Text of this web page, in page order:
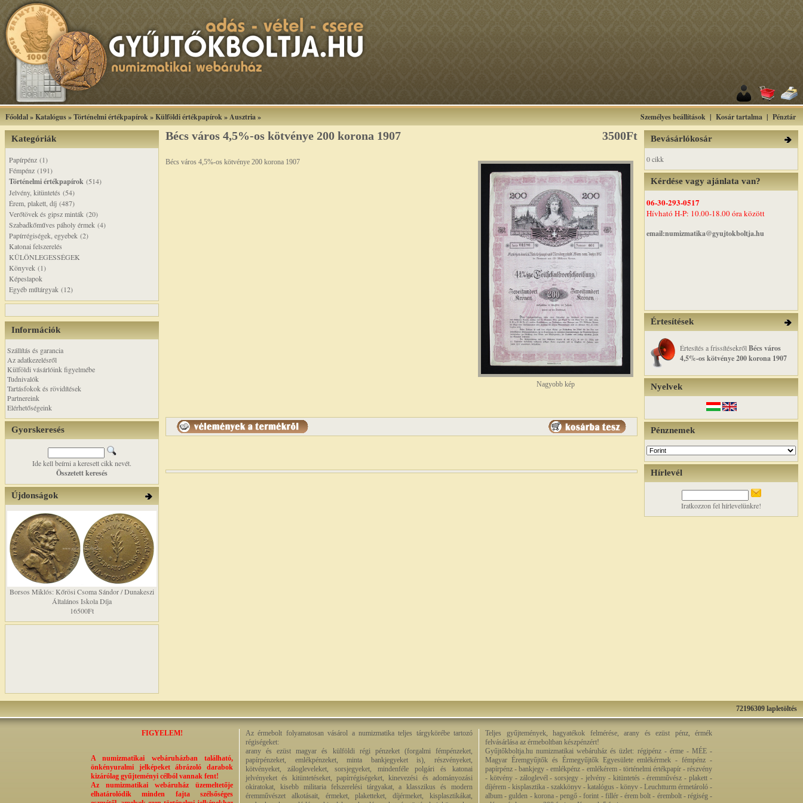
Főoldal»Katalógus»Történelmi értékpapírok»Külföldi értékpapírok»Ausztria» Személyes beállítások | Kosár tartalma | Pénztár
Kategóriák
Papírpénz (1)
Fémpénz (191)
Történelmi értékpapírok (514)
Jelvény, kitüntetés (54)
Érem, plakett, díj (487)
Verőtövek és gipsz minták (20)
Szabadkőműves páholy érmek (4)
Papírrégiségek, egyebek (2)
Katonai felszerelés
KÜLÖNLEGESSÉGEK
Könyvek (1)
Képeslapok
Egyéb műtárgyak (12)
Információk
Szállítás és garancia
Az adatkezelésről
Külföldi vásárlóink figyelmébe
Tudnivalók
Tartásfokok és rövidítések
Partnereink
Elérhetőségeink
Gyorskeresés
Ide kell beírni a keresett cikk nevét.
Összetett keresés
Újdonságok
Borsos Miklós: Kőrösi Csoma Sándor / Dunakeszi
Általános Iskola Díja
16500Ft
Bécs város 4,5%-os kötvénye 200 korona 1907 3500Ft
Nagyobb kép
Bécs város 4,5%-os kötvénye 200 korona 1907
Bevásárlókosár
0 cikk
Kérdése vagy ajánlata van?
06-30-293-0517
Hívható H-P: 10.00-18.00 óra között
email:numizmatika@gyujtokboltja.hu
Értesítések
Értesítés a frissítésekről Bécs város
4,5%-os kötvénye 200 korona 1907
Nyelvek
Pénznemek
Hírlevél
Iratkozzon fel hírlevelünkre!
72196309 lapletöltés
FIGYELEM!
A numizmatikai webáruházban található,
önkényuralmi jelképeket ábrázoló darabok
kizárólag gyűjteményi célból vannak fent!
Az numizmatikai webáruház üzemeltetője
elhatárolódik minden fajta szélsőséges
Az érmebolt folyamatosan vásárol a numizmatika teljes tárgykörébe tartozó
régiségeket:
arany és ezüst magyar és külföldi régi pénzeket (forgalmi fémpénzeket,
papírpénzeket, emlékpénzeket, minta bankjegyeket is), részvényeket,
kötvényeket, zálogleveleket, sorsjegyeket, mindenféle polgári és katonai
jelvényeket és kitüntetéseket, papírrégiségeket, kinevezési és adományozási
okiratokat, kisebb militaria felszerelési tárgyakat, a klasszikus és modern
éremművészet alkotásait, érmeket, plaketteket, díjérmeket, kisplasztikákat,
Teljes gyűjtemények, hagyatékok felmérése, arany és ezüst pénz, érmék
felvásárlása az érmeboltban készpénzért!
Gyűjtőkboltja.hu numizmatikai webáruház és üzlet: régipénz - érme - MÉE -
Magyar Éremgyűjtők és Érmegyűjtők Egyesülete emlékérmek - fémpénz -
papírpénz - bankjegy - emlékpénz - emlékérem - történelmi értékpapír - részvény
- kötvény - záloglevél - sorsjegy - jelvény - kitüntetés - éremművész - plakett -
díjérem - kisplasztika - szakkönyv - katalógus - könyv - Leuchtturm érmetároló -
album - gulden - korona - pengő - forint - fillér - érem bolt - érembolt - régiség -